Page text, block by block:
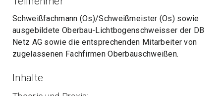
Schweißfachmann (Os)/Schweißmeister (Os) sowie
ausgebildete Oberbau-Lichtbogenschweisser der DB
Netz AG sowie die entsprechenden Mitarbeiter von
zugelassenen Fachfirmen Oberbauschweißen.
Inhalte